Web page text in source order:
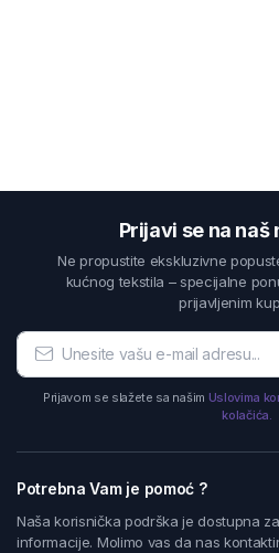
Prijavi se na
Ne propustite ekskluzivne
kućnog tekstila – specijalne
prijavljenim
Prijavom se slažete sa našim Uslovima
kolačića.
Potrebna Vam je pomoć ?
Naša korisnička podrška je dostupna
informacije. Molimo vas da nas